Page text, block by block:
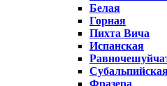
Белая
Горная
Пихта Вича
Испанская